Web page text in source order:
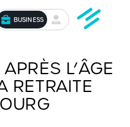
BUSINESS
L’ÂGE
RETRAITE